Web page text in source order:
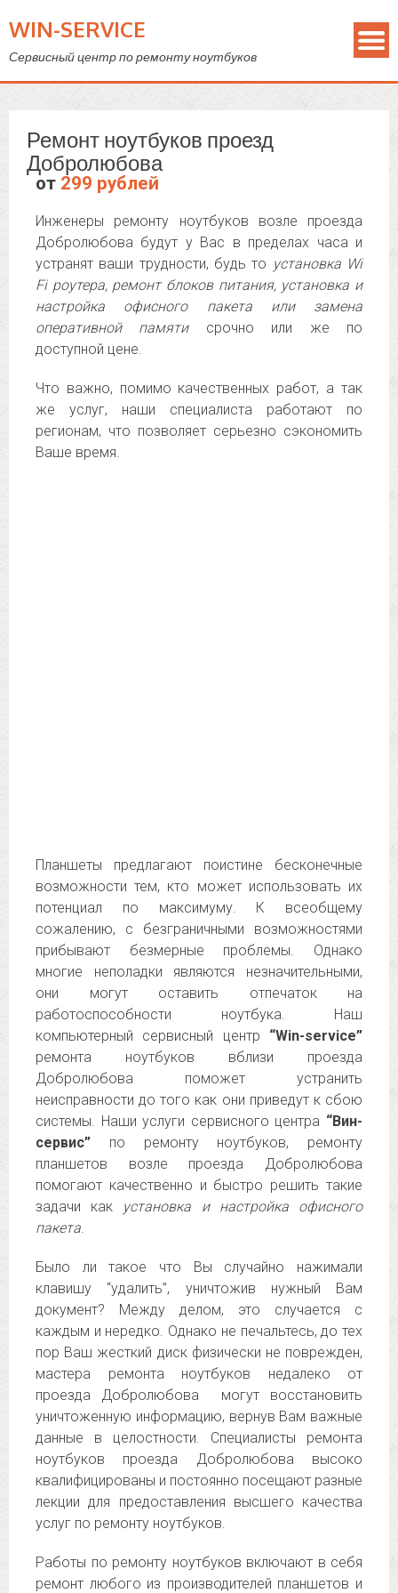
WIN-SERVICE
Сервисный центр по ремонту ноутбуков
Ремонт ноутбуков проезд
Добролюбова
от 299 рублей
Инженеры ремонту ноутбуков возле проезда
Добролюбова будут у Вас в пределах часа и
устранят ваши трудности, будь то установка Wi
Fi роутера, ремонт блоков питания, установка и
настройка офисного пакета или замена
оперативной памятисрочно или же по
доступной цене.
Что важно, помимо качественных работ, а так
же услуг, наши специалиста работают по
регионам, что позволяет серьезно сэкономить
Ваше время.
Планшеты предлагают поистине бесконечные
возможности тем, кто может использовать их
потенциал по максимуму. К всеобщему
сожалению, с безграничными возможностями
прибывают безмерные проблемы. Однако
многие неполадки являются незначительными,
они могут оставить отпечаток на
работоспособности ноутбука. Наш
компьютерный сервисный центр “Win-service”
ремонта ноутбуков вблизи проезда
Добролюбова поможет устранить
неисправности до того как они приведут к сбою
системы. Наши услуги сервисного центра “Вин-
сервис” по ремонту ноутбуков, ремонту
планшетов возле проезда Добролюбова
помогают качественно и быстро решить такие
задачи как установка и настройка офисного
пакета.
Было ли такое что Вы случайно нажимали
клавишу “удалить”, уничтожив нужный Вам
документ? Между делом, это случается с
каждым и нередко. Однако не печальтесь, до тех
пор Ваш жесткий диск физически не поврежден,
мастера ремонта ноутбуков недалеко от
проезда Добролюбова могут восстановить
уничтоженную информацию, вернув Вам важные
данные в целостности. Специалисты ремонта
ноутбуков проезда Добролюбова высоко
квалифицированы и постоянно посещают разные
лекции для предоставления высшего качества
услуг по ремонту ноутбуков.
Работы по ремонту ноутбуков включают в себя
ремонт любого из производителей планшетов и